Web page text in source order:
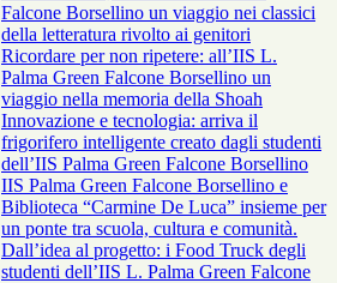
Falcone Borsellino un viaggio nei classici
della letteratura rivolto ai genitori
Ricordare per non ripetere: all’IIS L.
Palma Green Falcone Borsellino un
viaggio nella memoria della Shoah
Innovazione e tecnologia: arriva il
frigorifero intelligente creato dagli studenti
dell’IIS Palma Green Falcone Borsellino
IIS Palma Green Falcone Borsellino e
Biblioteca “Carmine De Luca” insieme per
un ponte tra scuola, cultura e comunità.
Dall’idea al progetto: i Food Truck degli
studenti dell’IIS L. Palma Green Falcone